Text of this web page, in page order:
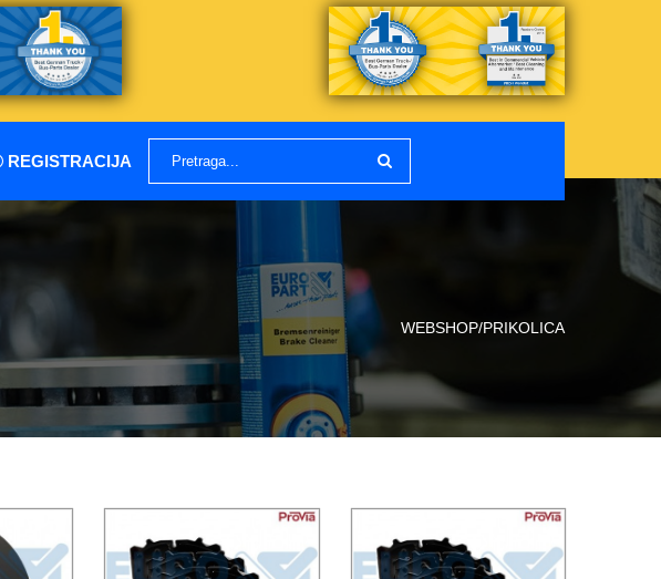
REGISTRACIJA
WEBSHOP/PRIKOLICA